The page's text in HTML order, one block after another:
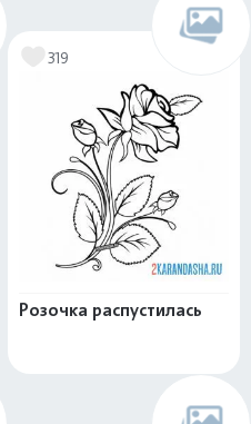
319
Розочка распустилась